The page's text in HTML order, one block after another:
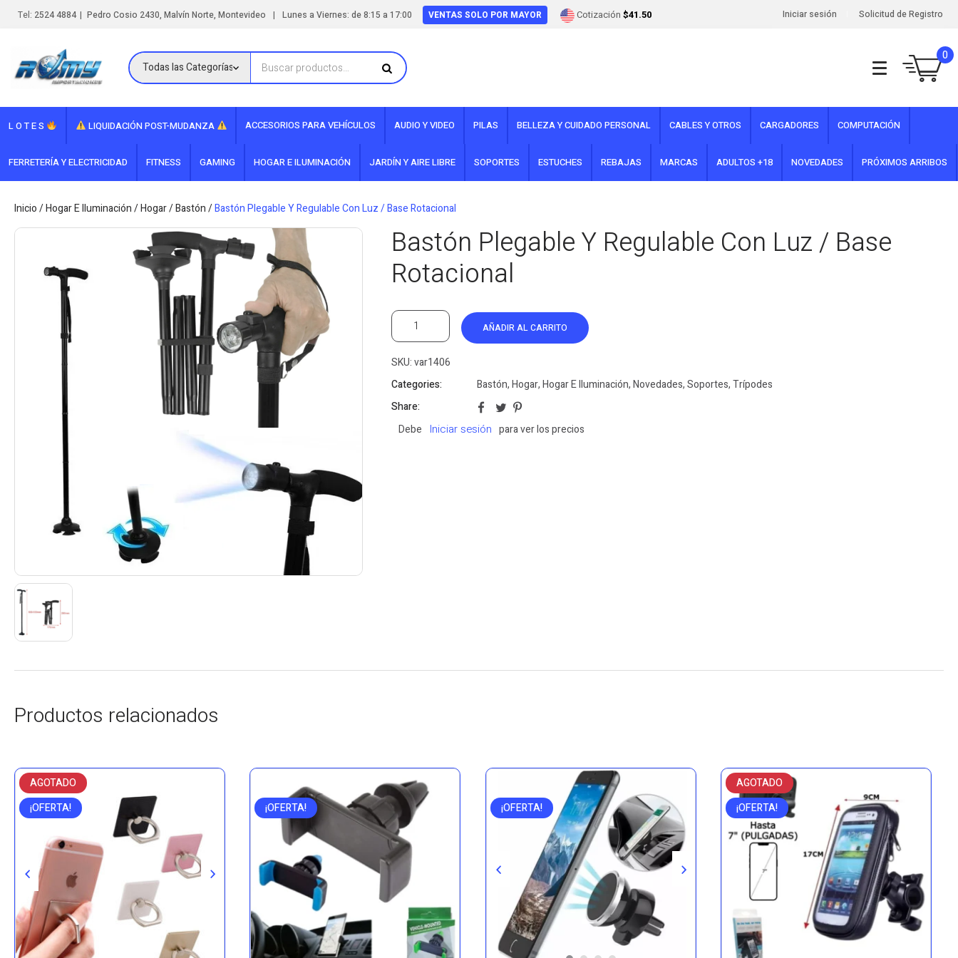
Iniciar sesión Solicitud de Registro
Tel: 2524 4884 | Pedro Cosio 2430, Malvín Norte, Montevideo | Lunes a Viernes: de 8:15 a 17:00 VENTAS SOLO POR MAYOR Cotización $41.50
0
L O T E S LIQUIDACIÓN POST-MUDANZA ACCESORIOS PARA VEHÍCULOS AUDIO Y VIDEO PILAS BELLEZA Y CUIDADO PERSONAL CABLES Y OTROS CARGADORES COMPUTACIÓN
FERRETERÍA Y ELECTRICIDAD FITNESS GAMING HOGAR E ILUMINACIÓN JARDÍN Y AIRE LIBRE SOPORTES ESTUCHES REBAJAS MARCAS ADULTOS +18 NOVEDADES PRÓXIMOS ARRIBOS
Inicio/Hogar E Iluminación/Hogar/Bastón/Bastón Plegable Y Regulable Con Luz / Base Rotacional
Bastón Plegable Y Regulable Con Luz / Base
Rotacional
AÑADIR AL CARRITO
SKU:var1406
Categories:
Bastón,Hogar,Hogar E Iluminación,Novedades,Soportes,Trípodes
Share:
Debe
Iniciar sesión para ver los precios
Productos relacionados
AGOTADO
¡OFERTA!
¡OFERTA! ¡OFERTA!
AGOTADO
¡OFERTA!